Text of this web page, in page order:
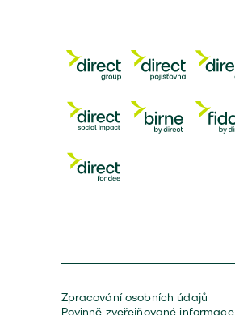
Zpracování osobních údajů
Povinně zveřejňované informace